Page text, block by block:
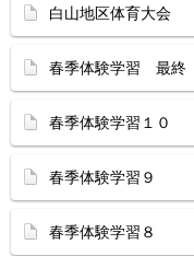
白山地区体育大会
春季体験学習 最終
春季体験学習１０
春季体験学習９
春季体験学習８